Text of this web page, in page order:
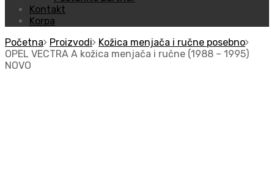
Kontakt
Korpa
Početna
Proizvodi
Kožica menjača i ručne posebno
OPEL VECTRA A kožica menjača i ručne (1988 – 1995)
NOVO